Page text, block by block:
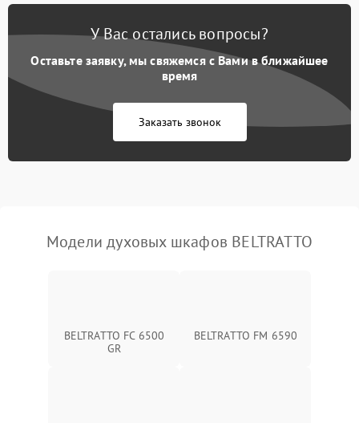
У Вас остались вопросы?
Оставьте заявку, мы свяжемся с Вами в ближайшее
время
Заказать звонок
Модели духовых шкафов BELTRATTO
BELTRATTO FC 6500
GR
BELTRATTO FM 6590